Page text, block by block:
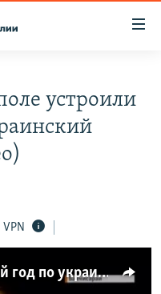
СОПРОТИВЛЕНИЯ
устроили
В Крыму встретили Новый год по украинскому времени (видео)